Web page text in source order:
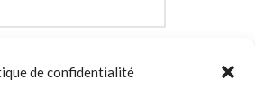
de confidentialité